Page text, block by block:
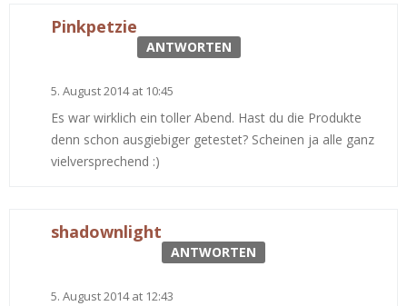
Pinkpetzie
ANTWORTEN
5. August 2014 at 10:45
Es war wirklich ein toller Abend. Hast du die Produkte
denn schon ausgiebiger getestet? Scheinen ja alle ganz
vielversprechend :)
shadownlight
ANTWORTEN
5. August 2014 at 12:43